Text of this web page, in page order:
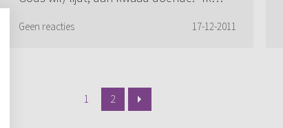
Geen reacties 17-12-2011
1 2